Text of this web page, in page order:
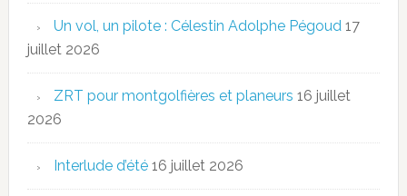
Un vol, un pilote : Célestin Adolphe Pégoud 17
juillet 2026
ZRT pour montgolfières et planeurs 16 juillet
2026
Interlude d’été 16 juillet 2026